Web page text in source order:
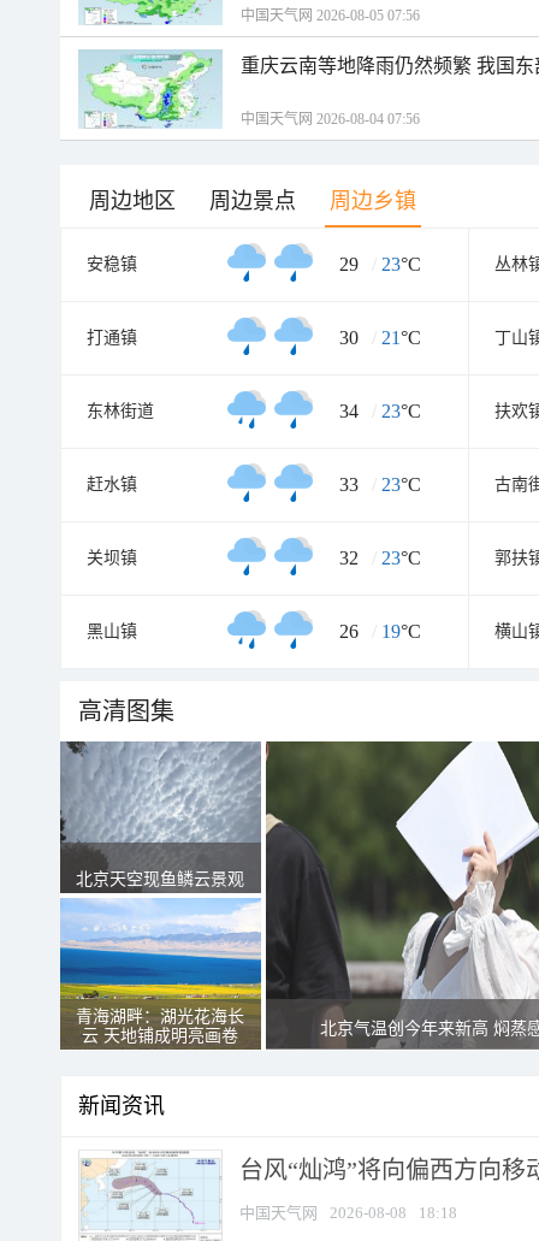
中国天气网 2026-08-05 07:56
重庆云南等地降雨仍然频繁 我国
中国天气网 2026-08-04 07:56
周边地区 周边景点 周边乡镇
安稳镇 29 / 23°C 丛林
打通镇 30 / 21°C 丁山
东林街道 34 / 23°C 扶欢
赶水镇 33 / 23°C 古南
关坝镇 32 / 23°C 郭扶
黑山镇 26 / 19°C 横山
高清图集
北京天空现鱼鳞云景观
青海湖畔：湖光花海长
云 天地铺成明亮画卷
北京气温创今年来新高 焖蒸
新闻资讯
台风“灿鸿”将向偏西方向移
中国天气网 2026-08-08 18:18